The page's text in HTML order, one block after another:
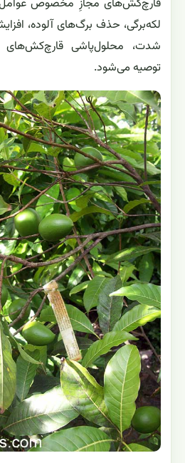
قارچ‌کش‌های مجازِ مخصوص عوامل
لکه‌برگی، حذف برگ‌های آلوده،
شدت، محلول‌پاشی قارچ‌کش‌های
توصیه می‌شود.